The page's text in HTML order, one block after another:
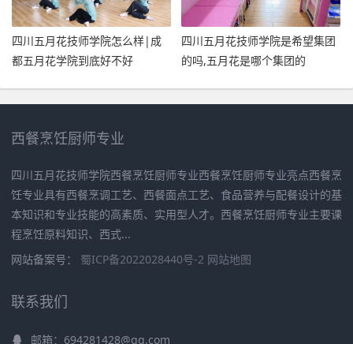
四川五月花技师学院怎么样|成
都五月花学院到底好不好
四川五月花技师学院是希望集团
的吗,五月花是哪个集团的
西餐烹饪厨师专业
四川五月花技师学院西餐烹饪厨师专业西餐烹饪厨师专业亮点西餐烹
饪专业具有西餐烹调工艺、西餐面点工艺、食品营养与配餐设计的基
本知识和专业技能的高素质、实用型人才。西餐烹饪厨师专业主要课
程烹饪原料知识、西式...
网站备案号： 蜀ICP备2022028440号-2 网站地图
联系我们
邮箱：694281428@qq.com